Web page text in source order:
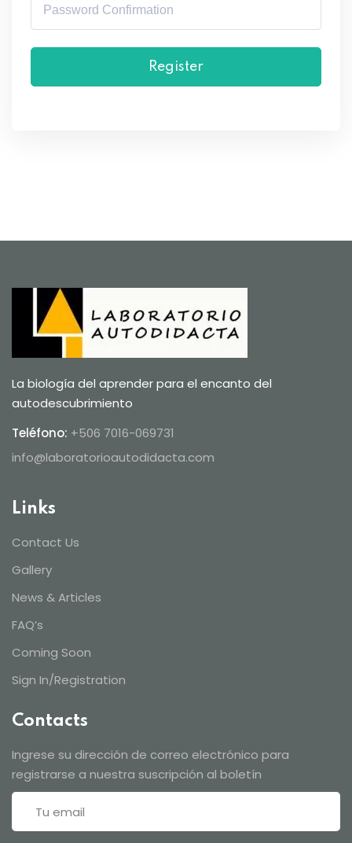
Register
La biología del aprender para el encanto del
autodescubrimiento
Teléfono: +506 7016-069731
info@laboratorioautodidacta.com
Links
Contact Us
Gallery
News & Articles
FAQ’s
Coming Soon
Sign In/Registration
Contacts
Ingrese su dirección de correo electrónico para
registrarse a nuestra suscripción al boletín